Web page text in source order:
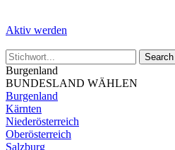
Aktiv werden
Burgenland
BUNDESLAND WÄHLEN
Burgenland
Kärnten
Niederösterreich
Oberösterreich
Salzburg